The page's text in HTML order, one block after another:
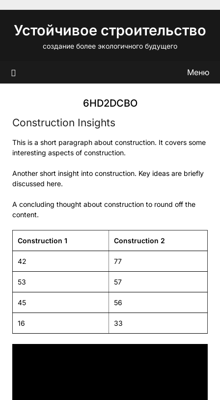
содержимому
Устойчивое строительство
создание более экологичного будущего
Меню
6HD2DCBO
Construction Insights
This is a short paragraph about construction. It covers some
interesting aspects of construction.
Another short insight into construction. Key ideas are briefly
discussed here.
A concluding thought about construction to round off the
content.
Construction 1 Construction 2
42 77
53 57
45 56
16 33